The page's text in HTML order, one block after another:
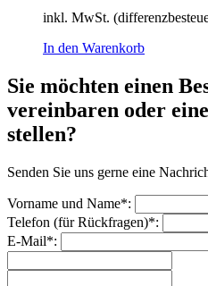
inkl. MwSt.
In den Warenkorb
Sie möchten einen
vereinbaren oder
stellen?
Senden Sie uns gerne eine
Vorname und Name*:
Telefon (für Rückfragen)*:
E-Mail*: